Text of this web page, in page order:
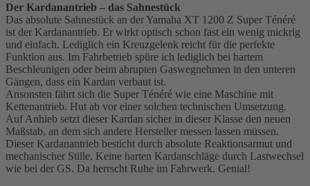
Der Kardanantrieb – das Sahnestück
Das absolute Sahnestück an der Yamaha XT 1200 Z Super Ténéré
ist der Kardanantrieb. Er wirkt optisch schon fast ein wenig mickrig
und einfach. Lediglich ein Kreuzgelenk reicht für die perfekte
Funktion aus. Im Fahrbetrieb spüre ich lediglich bei hartem
Beschleunigen oder beim abrupten Gaswegnehmen in den unteren
Gängen, dass ein Kardan verbaut ist.
Ansonsten fährt sich die Super Ténéré wie eine Maschine mit
Kettenantrieb. Hut ab vor einer solchen technischen Umsetzung.
Auf Anhieb setzt dieser Kardan sicher in dieser Klasse den neuen
Maßstab, an dem sich andere Hersteller messen lassen müssen.
Dieser Kardanantrieb besticht durch absolute Reaktionsarmut und
mechanischer Stille. Keine harten Kardanschläge durch Lastwechsel
wie bei der GS. Da herrscht Ruhe im Fahrwerk. Genial!